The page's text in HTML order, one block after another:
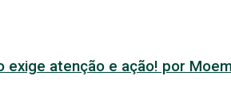
atenção e ação! por